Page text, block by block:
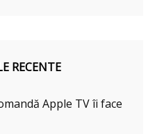
RECENTE
Apple TV îi face